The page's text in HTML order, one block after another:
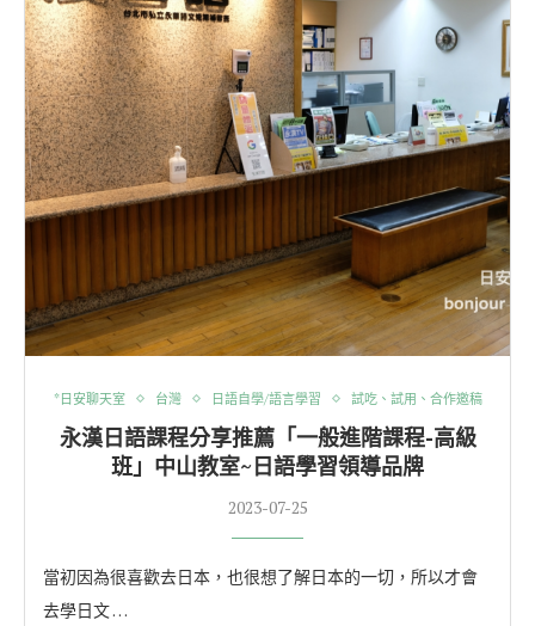
*日安聊天室 台灣 日語自學/語言學習 試吃、試用、合作邀稿
永漢日語課程分享推薦「一般進階課程-高級
班」中山教室~日語學習領導品牌
2023-07-25
當初因為很喜歡去日本，也很想了解日本的一切，所以才會
去學日文 …